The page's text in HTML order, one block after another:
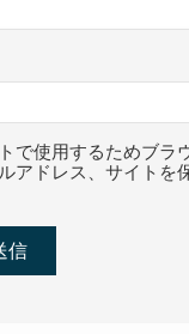
で使用するためブラ
アドレス、サイトを